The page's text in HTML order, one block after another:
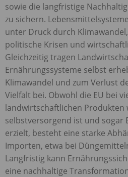
sowie die langfristige
zu sichern.
unter Druck durch
politische Krisen und
Gleichzeitig tragen
Ernährungssysteme selbst
Klimawandel und zum Verlust
Vielfalt bei. Obwohl die EU bei
landwirtschaftlichen Produkten
selbstversorgend ist und sogar
erzielt, besteht eine starke
Importen, etwa bei
Langfristig kann
eine nachhaltige